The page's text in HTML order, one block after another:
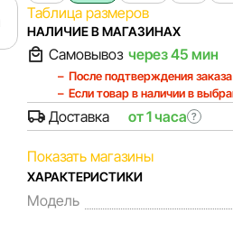
Таблица размеров
НАЛИЧИЕ В МАГАЗИНАХ
Самовывоз через 45 мин
После подтверждения
Если товар в наличии в
Доставка от 1 часа ?
Показать магазины
ХАРАКТЕРИСТИКИ
Модель